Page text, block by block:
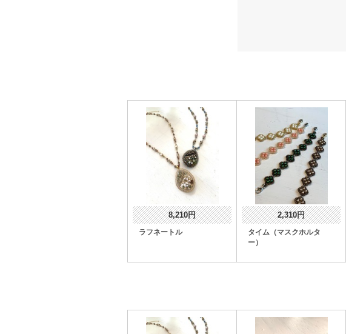
8,210円
ラフネートル
2,310円
タイム（マスクホルタ
ー）